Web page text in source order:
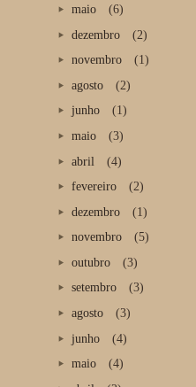
maio
(6)
dezembro
(2)
novembro
(1)
agosto
(2)
junho
(1)
maio
(3)
abril
(4)
fevereiro
(2)
dezembro
(1)
novembro
(5)
outubro
(3)
setembro
(3)
agosto
(3)
junho
(4)
maio
(4)